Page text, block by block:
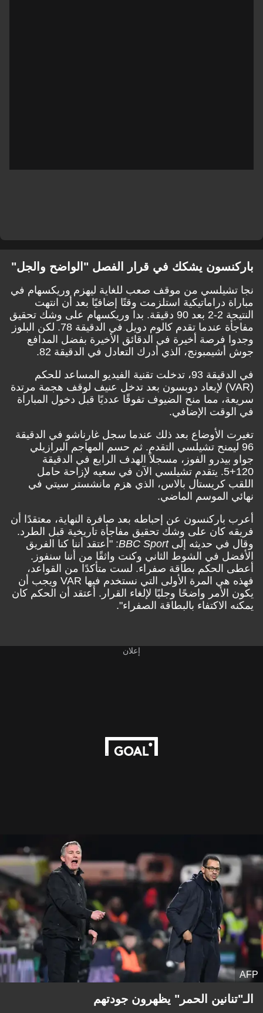
باركنسون يشكك في قرار الفصل "الواضح والجل"
نجا تشيلسي من موقف صعب للغاية ليهزم وريكسهام في
مباراة دراماتيكية استلزمت وقتًا إضافيًا بعد أن انتهت
النتيجة 2-2 بعد 90 دقيقة
. بدا وريكسهام على وشك تحقيق
مفاجأة عندما تقدم كالوم دويل في الدقيقة 78. لكن البلوز
وجدوا فرصة أخيرة في الدقائق الأخيرة بفضل المدافع
جوش أشيمبونج، الذي أدرك التعادل في الدقيقة 82.
في الدقيقة 93، تدخلت تقنية الفيديو المساعد للحكم
(VAR) لإبعاد دوبسون بعد تدخل عنيف لوقف هجمة مرتدة
سريعة، مما منح الضيوف تفوقًا عدديًا قبل دخول المباراة
في الوقت الإضافي.
تغيرت الأوضاع بعد ذلك عندما سجل غارناشو في الدقيقة
96 ليمنح تشيلسي التقدم. ثم حسم المهاجم البرازيلي
جواو بيدرو الفوز، مسجلاً الهدف الرابع في الدقيقة
120+5. يتقدم تشيلسي الآن في سعيه لإزاحة حامل
اللقب كريستال بالاس، الذي هزم مانشستر سيتي في
نهائي الموسم الماضي.
أعرب باركنسون عن إحباطه بعد صافرة النهاية، معتقدًا أن
فريقه كان على وشك تحقيق مفاجأة تاريخية قبل الطرد.
وقال في حديثه إلىBBC Sport: "أعتقد أننا كنا الفريق
الأفضل في الشوط الثاني وكنت واثقًا من أننا سنفوز.
أعطى الحكم بطاقة صفراء. لست متأكدًا من القواعد،
فهذه هي المرة الأولى التي نستخدم فيها VAR ويجب أن
يكون الأمر واضحًا وجليًا لإلغاء القرار. أعتقد أن الحكم كان
يمكنه الاكتفاء بالبطاقة الصفراء".
إعلان
AFP
الـ"تنانين الحمر" يظهرون جودتهم